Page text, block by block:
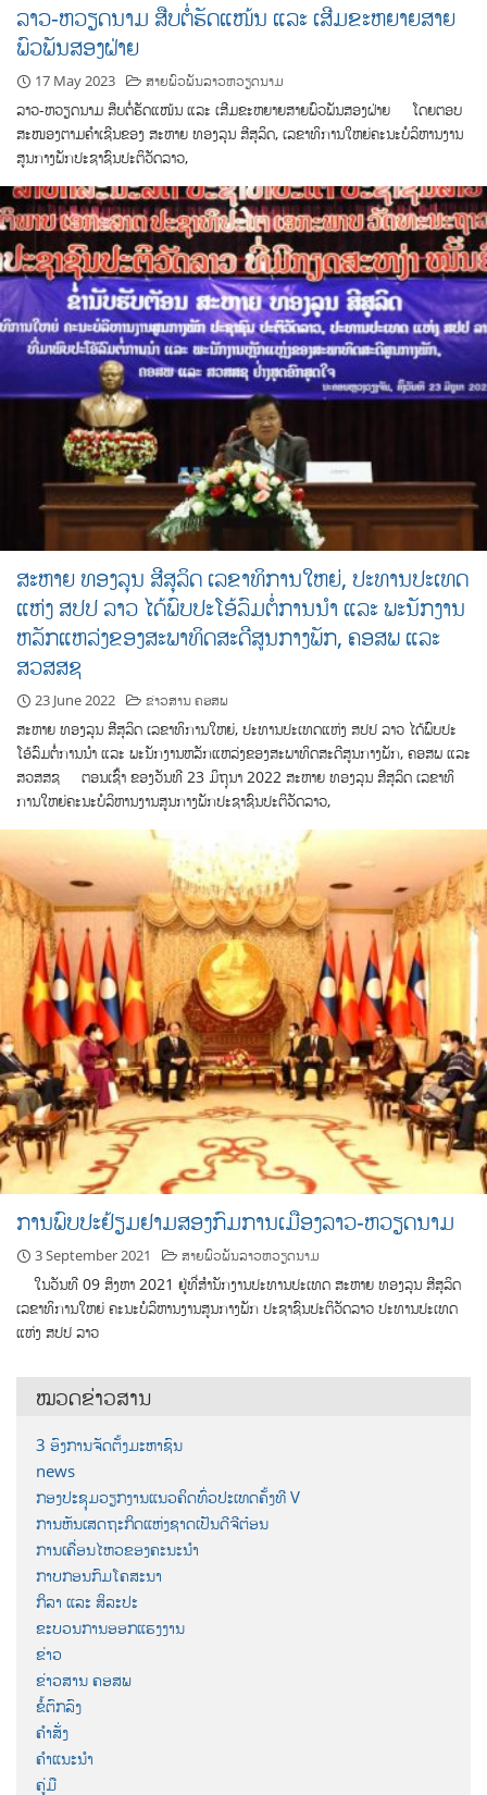
ລາວ-ຫວຽດນາມ ສືບຕໍ່ຮັດແໜ້ນ ແລະ ເສີມຂະຫຍາຍສາຍ
ພົວພັນສອງຝ່າຍ
17 May 2023 ສາຍພົວພັນລາວຫວຽດນາມ
ລາວ-ຫວຽດນາມ ສືບຕໍ່ຮັດແໜ້ນ ແລະ ເສີມຂະຫຍາຍສາຍພົວພັນສອງຝ່າຍ ໂດຍຕອບ
ສະໜອງຕາມຄໍາເຊີນຂອງ ສະຫາຍ ທອງລຸນ ສີສຸລິດ, ເລຂາທິການໃຫຍ່ຄະນະບໍລິຫານງານ
ສູນກາງພັກປະຊາຊົນປະຕິວັດລາວ,
ສະຫາຍ ທອງ​ລຸນ ສີ​ສຸ​ລິດ ເລ​ຂາ​ທິ​ການ​ໃຫຍ່​, ປະ​ທານ​ປະ​ເທດ​
ແຫ່ງ ສ​ປ​ປ ລາວ ໄດ້ພົບປະໂອ້ລົມຕໍ່ການນຳ ແລະ ພະນັກງານ
ຫລັກແຫລ່ງຂອງສະພາທິດສະດີສູນກາງພັກ, ຄອສພ ແລະ
ສວສສຊ
23 June 2022 ຂ່າວສານ ຄອສພ
ສະຫາຍ ທອງ​ລຸນ ສີ​ສຸ​ລິດ ເລ​ຂາ​ທິ​ການ​ໃຫຍ່​, ປະ​ທານ​ປະ​ເທດ​ແຫ່ງ ສ​ປ​ປ ລາວ ໄດ້ພົບປະ
ໂອ້ລົມຕໍ່ການນຳ ແລະ ພະນັກງານຫລັກແຫລ່ງຂອງສະພາທິດສະດີສູນກາງພັກ, ຄອສພ ແລະ
ສວສສຊ ​ຕອນ​ເຊົ້າ ຂອງວັນ​ທີ 23 ມິ​ຖຸ​ນາ 2022 ສະຫາຍ ທອງ​ລຸນ ສີ​ສຸ​ລິດ ເລ​ຂາ​ທິ​
ການ​ໃຫຍ່​ຄະ​ນະ​ບໍ​ລິ​ຫານ​ງານ​ສູນ​ກາງ​ພັກປະ​ຊາ​ຊົນ​ປະ​ຕິ​ວັດລາວ,
ການພົບປະຢ້ຽມຢາມສອງກົມການເມືອງລາວ-ຫວຽດນາມ
3 September 2021 ສາຍພົວພັນລາວຫວຽດນາມ
ໃນວັນທີ 09 ສິງຫາ 2021 ຢູ່ທີ່ສຳນັກງານປະທານປະເທດ ສະຫາຍ ທອງລຸນ ສີສຸລິດ
ເລຂາທິການໃຫຍ່ ຄະນະບໍລິຫານງານສູນກາງພັກ ປະຊາຊົນປະຕິວັດລາວ ປະທານປະເທດ
ແຫ່ງ ສປປ ລາວ
ໝວດຂ່າວສານ
3 ອົງການຈັດຕັ້ງມະຫາຊົນ
news
ກອງປະຊຸມວຽກງານແນວຄິດທົ່ວປະເທດຄັ້ງທີ V
ການຫັນເສດຖະກິດແຫ່ງຊາດເປັນດີຈີຕ໋ອນ
ການເຄື່ອນໄຫວຂອງຄະນະນຳ
ກາບກອນກົມໂຄສະນາ
ກິລາ ແລະ ສິລະປະ
ຂະບວນການອອກແຮງງານ
ຂ່າວ
ຂ່າວສານ ຄອສພ
ຂໍ້ຕົກລົງ
ຄຳສັ່ງ
ຄຳແນະນຳ
ຄູ່ມື